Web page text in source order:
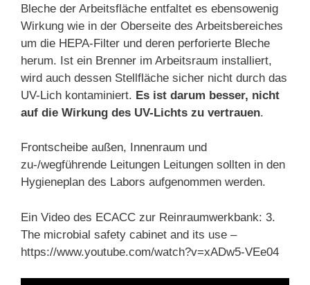
Bleche der Arbeitsfläche entfaltet es ebensowenig
Wirkung wie in der Oberseite des Arbeitsbereiches
um die HEPA-Filter und deren perforierte Bleche
herum. Ist ein Brenner im Arbeitsraum installiert,
wird auch dessen Stellfläche sicher nicht durch das
UV-Lich kontaminiert. Es ist darum besser, nicht
auf die Wirkung des UV-Lichts zu vertrauen.
Frontscheibe außen, Innenraum und
zu-/wegführende Leitungen Leitungen sollten in den
Hygieneplan des Labors aufgenommen werden.
Ein Video des ECACC zur Reinraumwerkbank: 3.
The microbial safety cabinet and its use –
https://www.youtube.com/watch?v=xADw5-VEe04